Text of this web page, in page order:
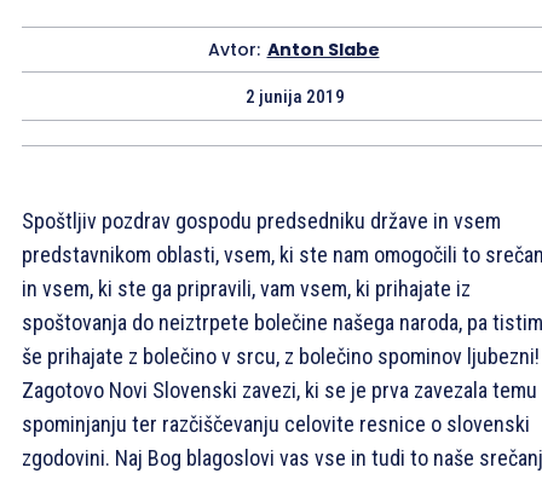
Avtor: Anton Slabe
2 junija 2019
Spoštljiv pozdrav gospodu predsedniku države in vsem
predstavnikom oblasti, vsem, ki ste nam omogočili to
in vsem, ki ste ga pripravili, vam vsem, ki prihajate iz
spoštovanja do neiztrpete bolečine našega naroda, pa
še prihajate z bolečino v srcu, z bolečino spominov ljubezni!
Zagotovo Novi Slovenski zavezi, ki se je prva zavezala temu
spominjanju ter razčiščevanju celovite resnice o slovenski
zgodovini. Naj Bog blagoslovi vas vse in tudi to naše